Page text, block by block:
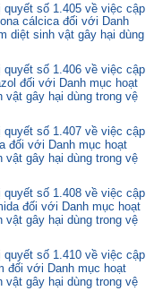
số 1.405 về việc cập
cálcica đối với Danh
diệt sinh vật gây hại dùng
số 1.406 về việc cập
đối với Danh mục hoạt
gây hại dùng trong vệ
số 1.407 về việc cập
đối với Danh mục hoạt
gây hại dùng trong vệ
số 1.408 về việc cập
đối với Danh mục hoạt
gây hại dùng trong vệ
số 1.410 về việc cập
đối với Danh mục hoạt
gây hại dùng trong vệ